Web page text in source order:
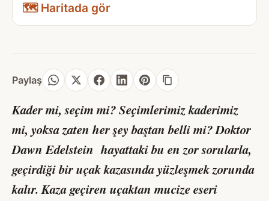
🗺️ Haritada gör
Paylaş
Kader mi, seçim mi? Seçimlerimiz kaderimiz
mi, yoksa zaten her şey baştan belli mi? Doktor
Dawn Edelstein hayattaki bu en zor sorularla,
geçirdiği bir uçak kazasında yüzleşmek zorunda
kalır. Kaza geçiren uçaktan mucize eseri